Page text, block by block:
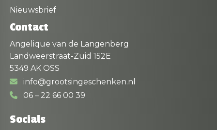
Nieuwsbrief
Contact
Angelique van de Langenberg
Landweerstraat-Zuid 152E
5349 AK OSS
info@grootsingeschenken.nl
06 – 22 66 00 39
Socials